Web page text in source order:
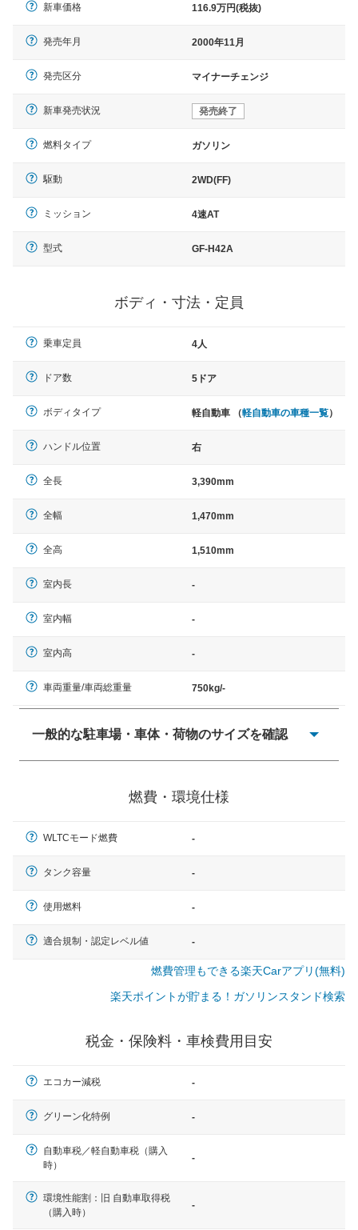
新車価格 116.9万円(税抜)
発売年月 2000年11月
発売区分 マイナーチェンジ
新車発売状況 発売終了
燃料タイプ ガソリン
駆動 2WD(FF)
ミッション 4速AT
型式 GF-H42A
ボディ・寸法・定員
乗車定員 4人
ドア数 5ドア
ボディタイプ 軽自動車 （軽自動車の車種一覧）
ハンドル位置 右
全長 3,390mm
全幅 1,470mm
全高 1,510mm
室内長 -
室内幅 -
室内高 -
車両重量/車両総重量 750kg/-
一般的な駐車場・車体・荷物のサイズを確認
× 長さ 5,000mm 車路幅 5,000mmというサイズが標準値
燃費・環境仕様
WLTCモード燃費 -
タンク容量 -
使用燃料 -
適合規制・認定レベル値 -
燃費管理もできる楽天Carアプリ(無料)
楽天ポイントが貯まる！ガソリンスタンド検索
税金・保険料・車検費用目安
エコカー減税 -
グリーン化特例 -
自動車税／軽自動車税（購入
時）
-
環境性能割：旧 自動車取得税
（購入時）
-